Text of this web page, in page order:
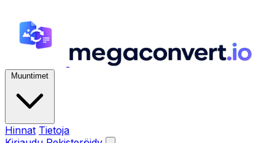
Muuntimet
Hinnat Tietoja